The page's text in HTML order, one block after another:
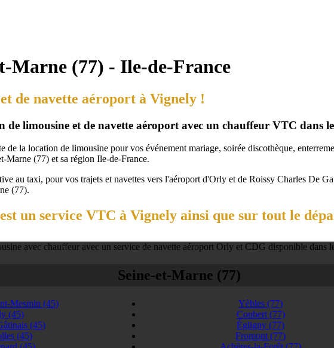
Marne (77) - Ile-de-France
de navette aéroport à Vignely !
de limousine et de navette aéroport avec un chauffeur VTC dans
de la location de limousine pour vos événement mariage, soirée discothèque,
Marne (77) et sa région Ile-de-France.
au taxi, pour vos trajets et navettes vers l'aéroport d'Orly et de Roissy Charles De
(77).
un service VTC à Vignely ainsi que sur tout le
avec chauffeur avec un service de navette aéroport Orly et CDG disponible dans
Mesmin(45)
(45)
(45)
(45)
Seine-et-Marne (77)
Yèbles(77)
Coubert (77)
Égligny(77)
Fromont(77)